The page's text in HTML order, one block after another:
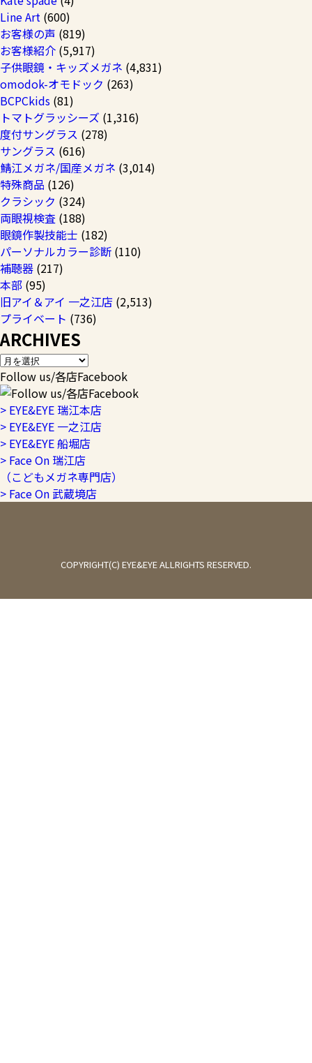
Line Art (600)
お客様の声 (819)
お客様紹介 (5,917)
子供眼鏡・キッズメガネ (4,831)
omodok-オモドック (263)
BCPCkids (81)
トマトグラッシーズ (1,316)
度付サングラス (278)
サングラス (616)
鯖江メガネ/国産メガネ (3,014)
特殊商品 (126)
クラシック (324)
両眼視検査 (188)
眼鏡作製技能士 (182)
パーソナルカラー診断 (110)
補聴器 (217)
本部 (95)
旧アイ＆アイ 一之江店 (2,513)
プライベート (736)
ARCHIVES
Follow us/各店Facebook
> EYE&EYE 瑞江本店
> EYE&EYE 一之江店
> EYE&EYE 船堀店
> Face On 瑞江店
（こどもメガネ専門店）
> Face On 武蔵境店
COPYRIGHT(C) EYE&EYE ALLRIGHTS RESERVED.